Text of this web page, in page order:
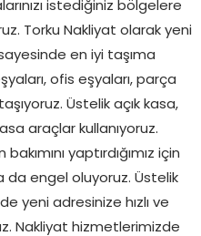
istediğiniz bölgelere
Torku Nakliyat olarak yeni
en iyi taşıma
ofis eşyaları, parça
Üstelik açık kasa,
araçlar kullanıyoruz.
yaptırdığımız için
da engel oluyoruz. Üstelik
yeni adresinize hızlı ve
Nakliyat hizmetlerimizde